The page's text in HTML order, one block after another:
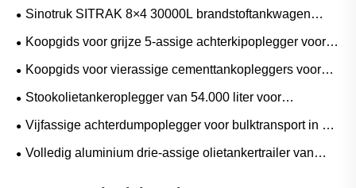
Sinotruk SITRAK 8×4 30000L brandstoftankwagen
Koopgids voor diesel-, benzine- en mobiele tankprojecten
Koopgids voor grijze 5-assige achterkipoplegger voor
mijnbouw, steengroeven en zwaar bulktransport
Koopgids voor vierassige cementtankopleggers voor
transport van bulkcement, vliegas en droog poeder
Stookolietankeroplegger van 54.000 liter voor
bulkbrandstoftransport: toepassingen, specificaties en
Vijfassige achterdumpoplegger voor bulktransport in de
mijnbouw, steengroeven en bouw
Volledig aluminium drie-assige olietankertrailer van